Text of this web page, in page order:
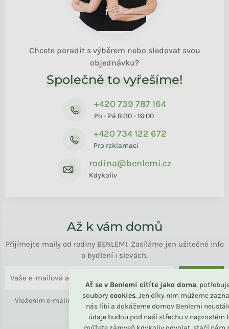
Ať se v Benlemi cítíte jako doma,
soubory cookies. Jen díky nim můžeme
nás líbí a dokážeme domov Benlemi
údaje budou pod naší střechu v naprostém
Chcete poradit s výběrem nebo sledovat svou
objednávku?
Společně to vyřešíme!
+420 739 787 164
Po - Pá 8:30 - 16:00
+420 734 122 672
Pro reklamaci
rodina@benlemi.cz
Kdykoliv
Až k vám domů
Přijímejte maily od rodiny BENLEMI. Zasíláme jen užitečné info
o bydlení i slevách.
Vložením e-mailu souhlasíte spodmínkami ochrany osobních
údajů